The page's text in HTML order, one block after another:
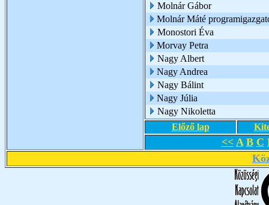
Molnár Gábor
Molnár Máté
Monostori Éva
Morvay Petra
Nagy Albert
Nagy Andrea
Nagy Bálint
Nagy Júlia
Nagy Nikoletta
Előző lap
<< A B C